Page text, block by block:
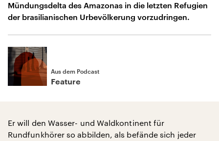
Mündungsdelta des Amazonas in die letzten Refugien
der brasilianischen Urbevölkerung vorzudringen.
Aus dem Podcast
Feature
Er will den Wasser- und Waldkontinent für
Rundfunkhörer so abbilden, als befände sich jeder